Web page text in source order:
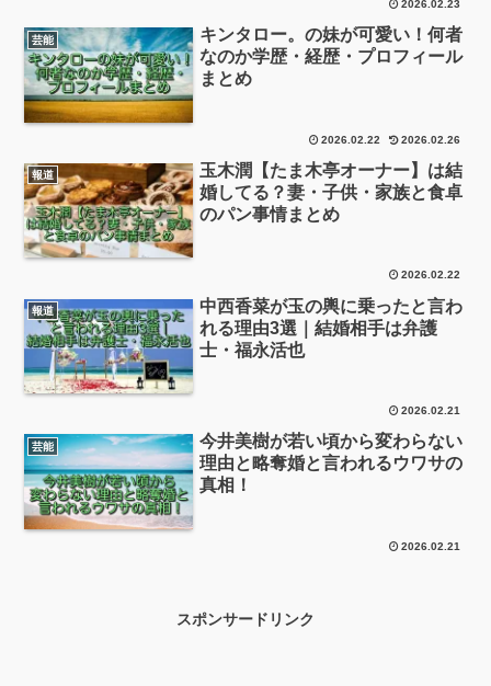
2026.02.23
芸能
キンタロー。の妹が可愛い！何者
なのか学歴・経歴・プロフィール
まとめ
2026.02.22 2026.02.26
報道
玉木潤【たま木亭オーナー】は結
婚してる？妻・子供・家族と食卓
のパン事情まとめ
2026.02.22
報道
中西香菜が玉の輿に乗ったと言わ
れる理由3選｜結婚相手は弁護
士・福永活也
2026.02.21
芸能
今井美樹が若い頃から変わらない
理由と略奪婚と言われるウワサの
真相！
2026.02.21
スポンサードリンク